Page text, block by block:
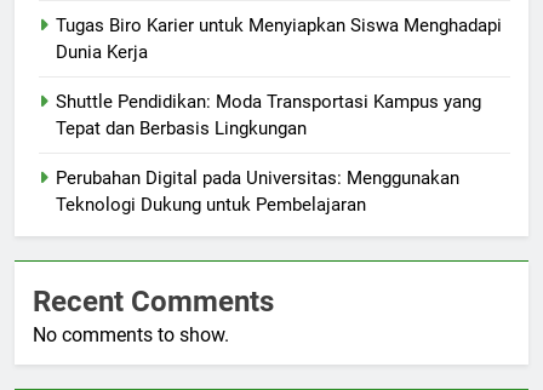
Tugas Biro Karier untuk Menyiapkan Siswa Menghadapi
Dunia Kerja
Shuttle Pendidikan: Moda Transportasi Kampus yang
Tepat dan Berbasis Lingkungan
Perubahan Digital pada Universitas: Menggunakan
Teknologi Dukung untuk Pembelajaran
Recent Comments
No comments to show.